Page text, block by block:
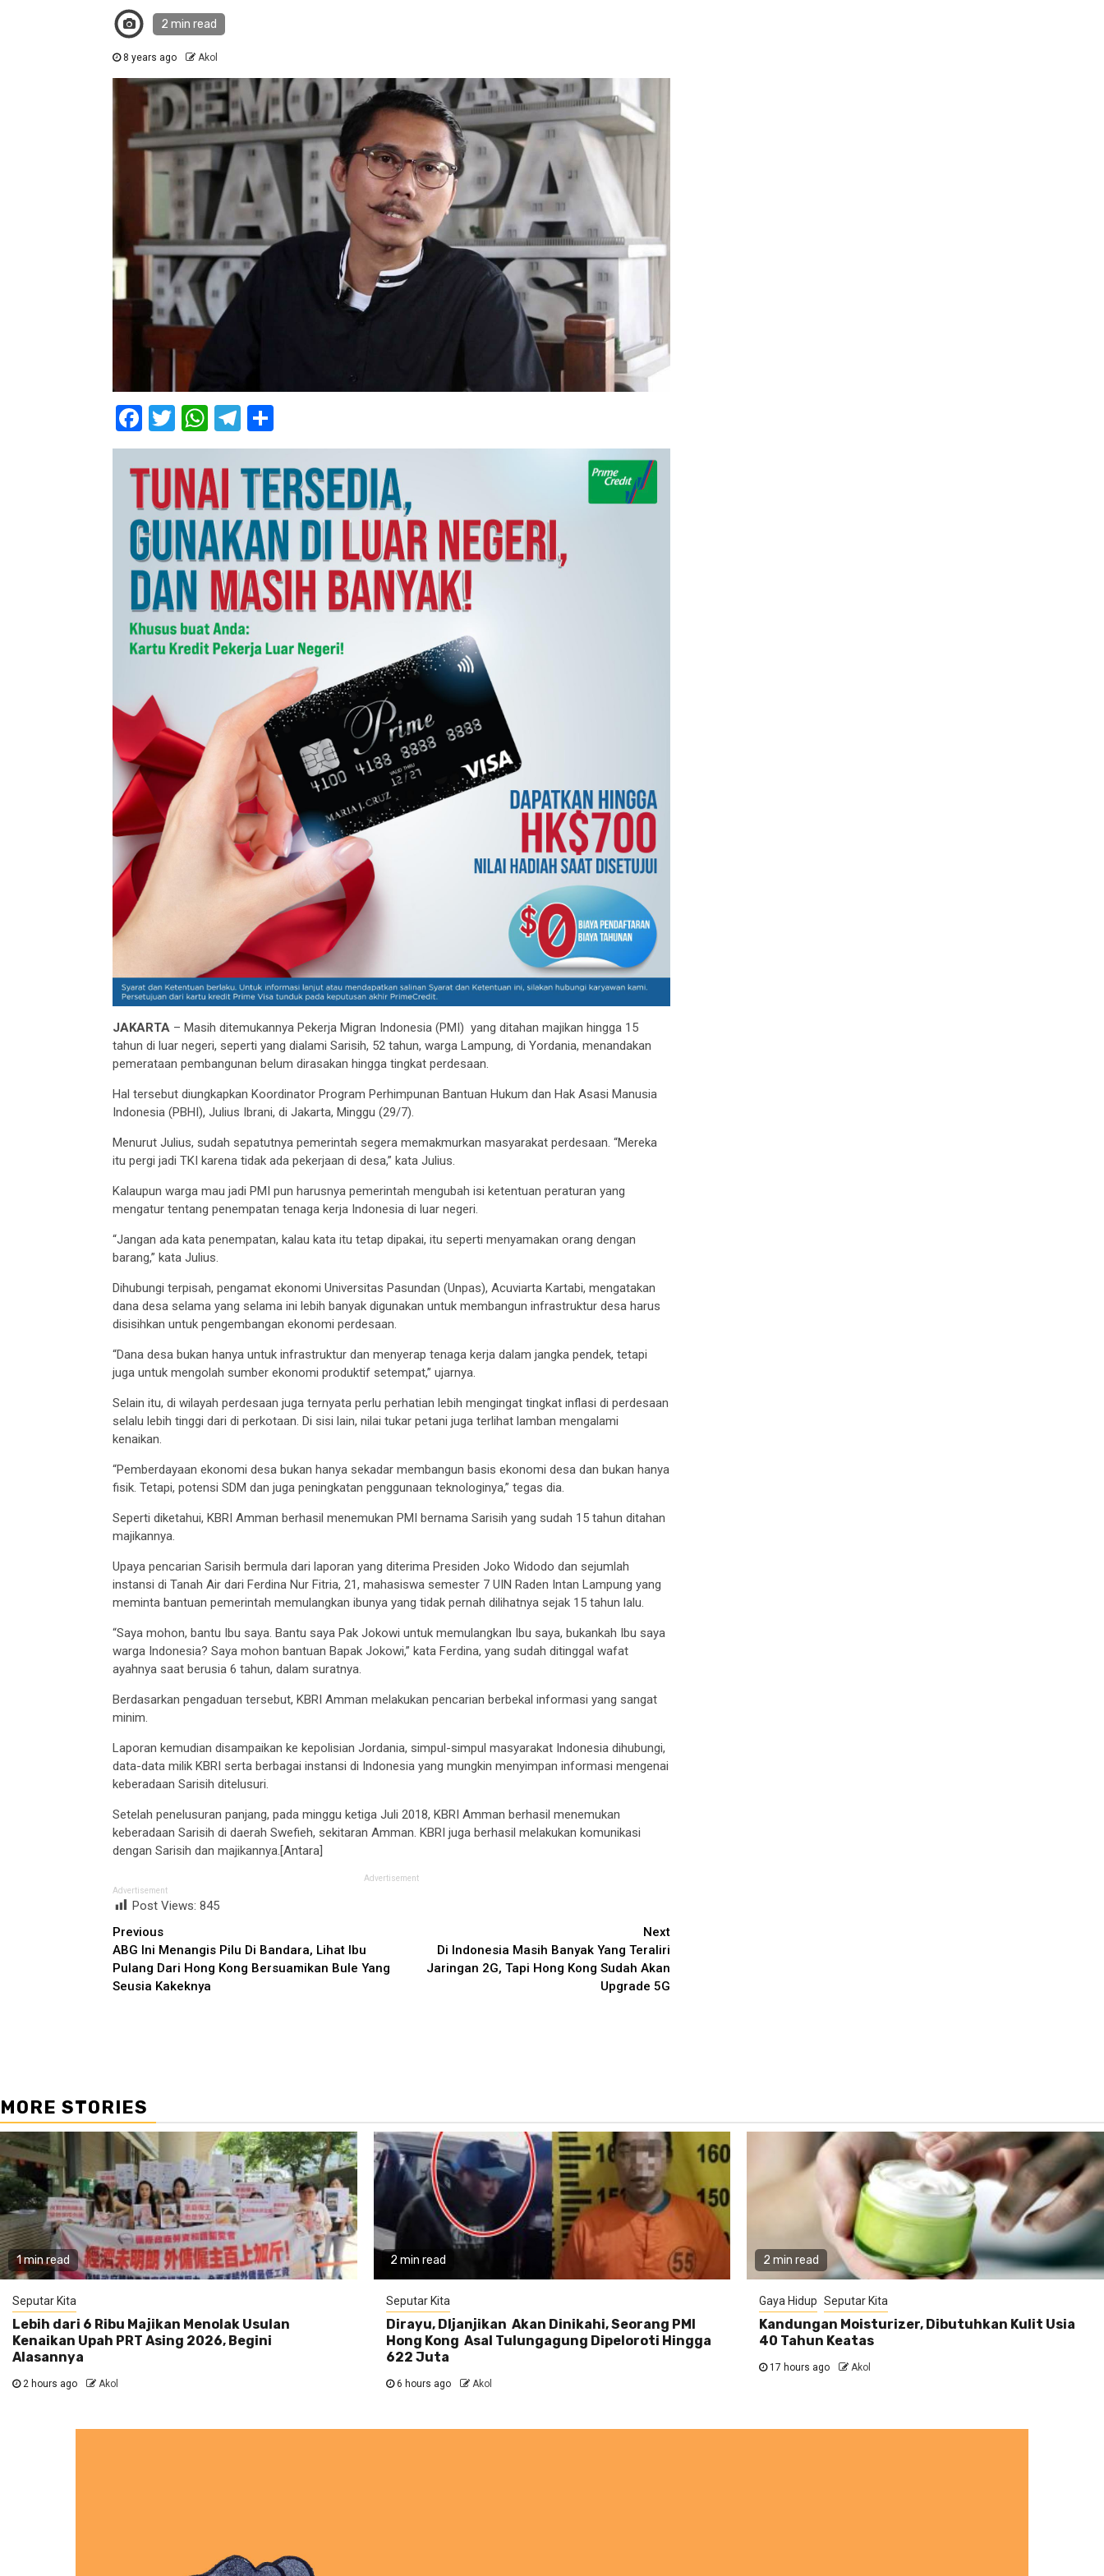
2 min read
8 years ago Akol
Facebook
Twitter
WhatsApp
Telegram
JAKARTA – Masih ditemukannya Pekerja Migran Indonesia (PMI) yang ditahan majikan hingga 15
tahun di luar negeri, seperti yang dialami Sarisih, 52 tahun, warga Lampung, di Yordania, menandakan
pemerataan pembangunan belum dirasakan hingga tingkat perdesaan.
Hal tersebut diungkapkan Koordinator Program Perhimpunan Bantuan Hukum dan Hak Asasi Manusia
Indonesia (PBHI), Julius Ibrani, di Jakarta, Minggu (29/7).
Menurut Julius, sudah sepatutnya pemerintah segera memakmurkan masyarakat perdesaan. “Mereka
itu pergi jadi TKI karena tidak ada pekerjaan di desa,” kata Julius.
Kalaupun warga mau jadi PMI pun harusnya pemerintah mengubah isi ketentuan peraturan yang
mengatur tentang penempatan tenaga kerja Indonesia di luar negeri.
“Jangan ada kata penempatan, kalau kata itu tetap dipakai, itu seperti menyamakan orang dengan
barang,” kata Julius.
Dihubungi terpisah, pengamat ekonomi Universitas Pasundan (Unpas), Acuviarta Kartabi, mengatakan
dana desa selama yang selama ini lebih banyak digunakan untuk membangun infrastruktur desa harus
disisihkan untuk pengembangan ekonomi perdesaan.
“Dana desa bukan hanya untuk infrastruktur dan menyerap tenaga kerja dalam jangka pendek, tetapi
juga untuk mengolah sumber ekonomi produktif setempat,” ujarnya.
Selain itu, di wilayah perdesaan juga ternyata perlu perhatian lebih mengingat tingkat inflasi di perdesaan
selalu lebih tinggi dari di perkotaan. Di sisi lain, nilai tukar petani juga terlihat lamban mengalami
kenaikan.
“Pemberdayaan ekonomi desa bukan hanya sekadar membangun basis ekonomi desa dan bukan hanya
fisik. Tetapi, potensi SDM dan juga peningkatan penggunaan teknologinya,” tegas dia.
Seperti diketahui, KBRI Amman berhasil menemukan PMI bernama Sarisih yang sudah 15 tahun ditahan
majikannya.
Upaya pencarian Sarisih bermula dari laporan yang diterima Presiden Joko Widodo dan sejumlah
instansi di Tanah Air dari Ferdina Nur Fitria, 21, mahasiswa semester 7 UIN Raden Intan Lampung yang
meminta bantuan pemerintah memulangkan ibunya yang tidak pernah dilihatnya sejak 15 tahun lalu.
“Saya mohon, bantu Ibu saya. Bantu saya Pak Jokowi untuk memulangkan Ibu saya, bukankah Ibu saya
warga Indonesia? Saya mohon bantuan Bapak Jokowi,” kata Ferdina, yang sudah ditinggal wafat
ayahnya saat berusia 6 tahun, dalam suratnya.
Berdasarkan pengaduan tersebut, KBRI Amman melakukan pencarian berbekal informasi yang sangat
minim.
Laporan kemudian disampaikan ke kepolisian Jordania, simpul-simpul masyarakat Indonesia dihubungi,
data-data milik KBRI serta berbagai instansi di Indonesia yang mungkin menyimpan informasi mengenai
keberadaan Sarisih ditelusuri.
Setelah penelusuran panjang, pada minggu ketiga Juli 2018, KBRI Amman berhasil menemukan
keberadaan Sarisih di daerah Swefieh, sekitaran Amman. KBRI juga berhasil melakukan komunikasi
dengan Sarisih dan majikannya.[Antara]
Advertisement
Advertisement
Post Views:845
Continue
Reading
Previous
ABG Ini Menangis Pilu Di Bandara, Lihat Ibu
Pulang Dari Hong Kong Bersuamikan Bule Yang
Seusia Kakeknya
Next
Di Indonesia Masih Banyak Yang Teraliri
Jaringan 2G, Tapi Hong Kong Sudah Akan
Upgrade 5G
MORE STORIES
1 min read
Seputar Kita
Lebih dari 6 Ribu Majikan Menolak Usulan
Kenaikan Upah PRT Asing 2026, Begini
Alasannya
2 hours ago Akol
2 min read
Seputar Kita
Dirayu, DIjanjikan Akan Dinikahi, Seorang PMI
Hong Kong Asal Tulungagung Dipeloroti Hingga
622 Juta
6 hours ago Akol
2 min read
Gaya Hidup Seputar Kita
Kandungan Moisturizer, Dibutuhkan Kulit Usia
40 Tahun Keatas
17 hours ago Akol